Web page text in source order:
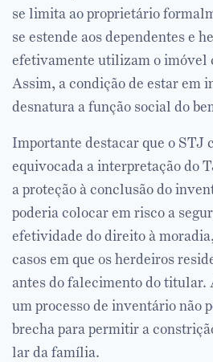
se limita ao proprietário
se estende aos dependentes e
efetivamente utilizam o imóvel
Assim, a condição de estar em
desnatura a função social do
Importante destacar que o STJ
equivocada a interpretação do
a proteção à conclusão do
poderia colocar em risco a
efetividade do direito à
casos em que os herdeiros
antes do falecimento do titular.
um processo de inventário não
brecha para permitir a
lar da família.